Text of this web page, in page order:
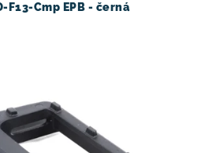
F13-Cmp EPB - černá